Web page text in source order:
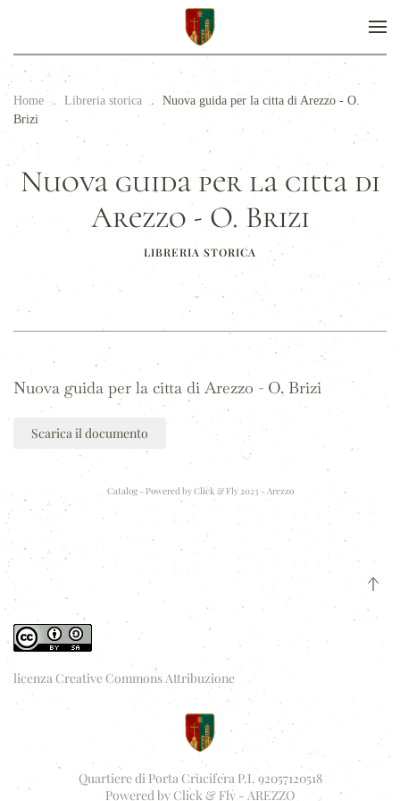
Home Libreria storica
Nuova guida per la citta di Arezzo - O.
Brizi
Nuova guida per la citta di
Arezzo - O. Brizi
LIBRERIA STORICA
Nuova guida per la citta di Arezzo - O. Brizi
Scarica il documento
Catalog - Powered byClick & Fly 2023 - Arezzo
licenza Creative Commons Attribuzione
Quartiere di Porta Crucifera P.I. 92057120518
Powered byClick & Fly - AREZZO